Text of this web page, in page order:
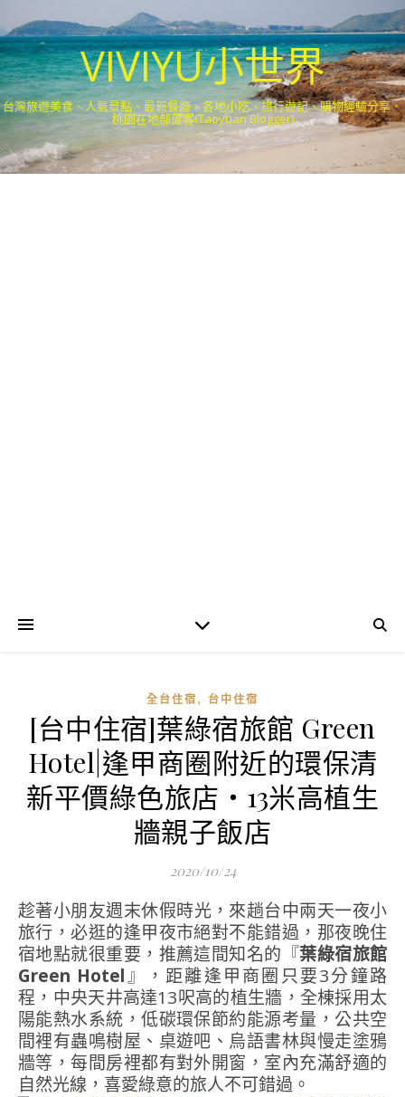
VIVIYU小世界
台灣旅遊美食、人氣景點、最新餐廳、各地小吃、旅行遊記、購物經驗分享．
桃園在地部落客(Taoyuan Blogger)
全台住宿 , 台中住宿
[台中住宿]葉綠宿旅館 Green
Hotel|逢甲商圈附近的環保清
新平價綠色旅店‧13米高植生
牆親子飯店
2020/10/24
趁著小朋友週末休假時光，來趟台中兩天一夜小
旅行，必逛的逢甲夜市絕對不能錯過，那夜晚住
宿地點就很重要，推薦這間知名的『葉綠宿旅館
Green Hotel』，距離逢甲商圈只要3分鐘路
程，中央天井高達13呎高的植生牆，全棟採用太
陽能熱水系統，低碳環保節約能源考量，公共空
間裡有蟲鳴樹屋、桌遊吧、烏語書林與慢走塗鴉
牆等，每間房裡都有對外開窗，室內充滿舒適的
自然光線，喜愛綠意的旅人不可錯過。